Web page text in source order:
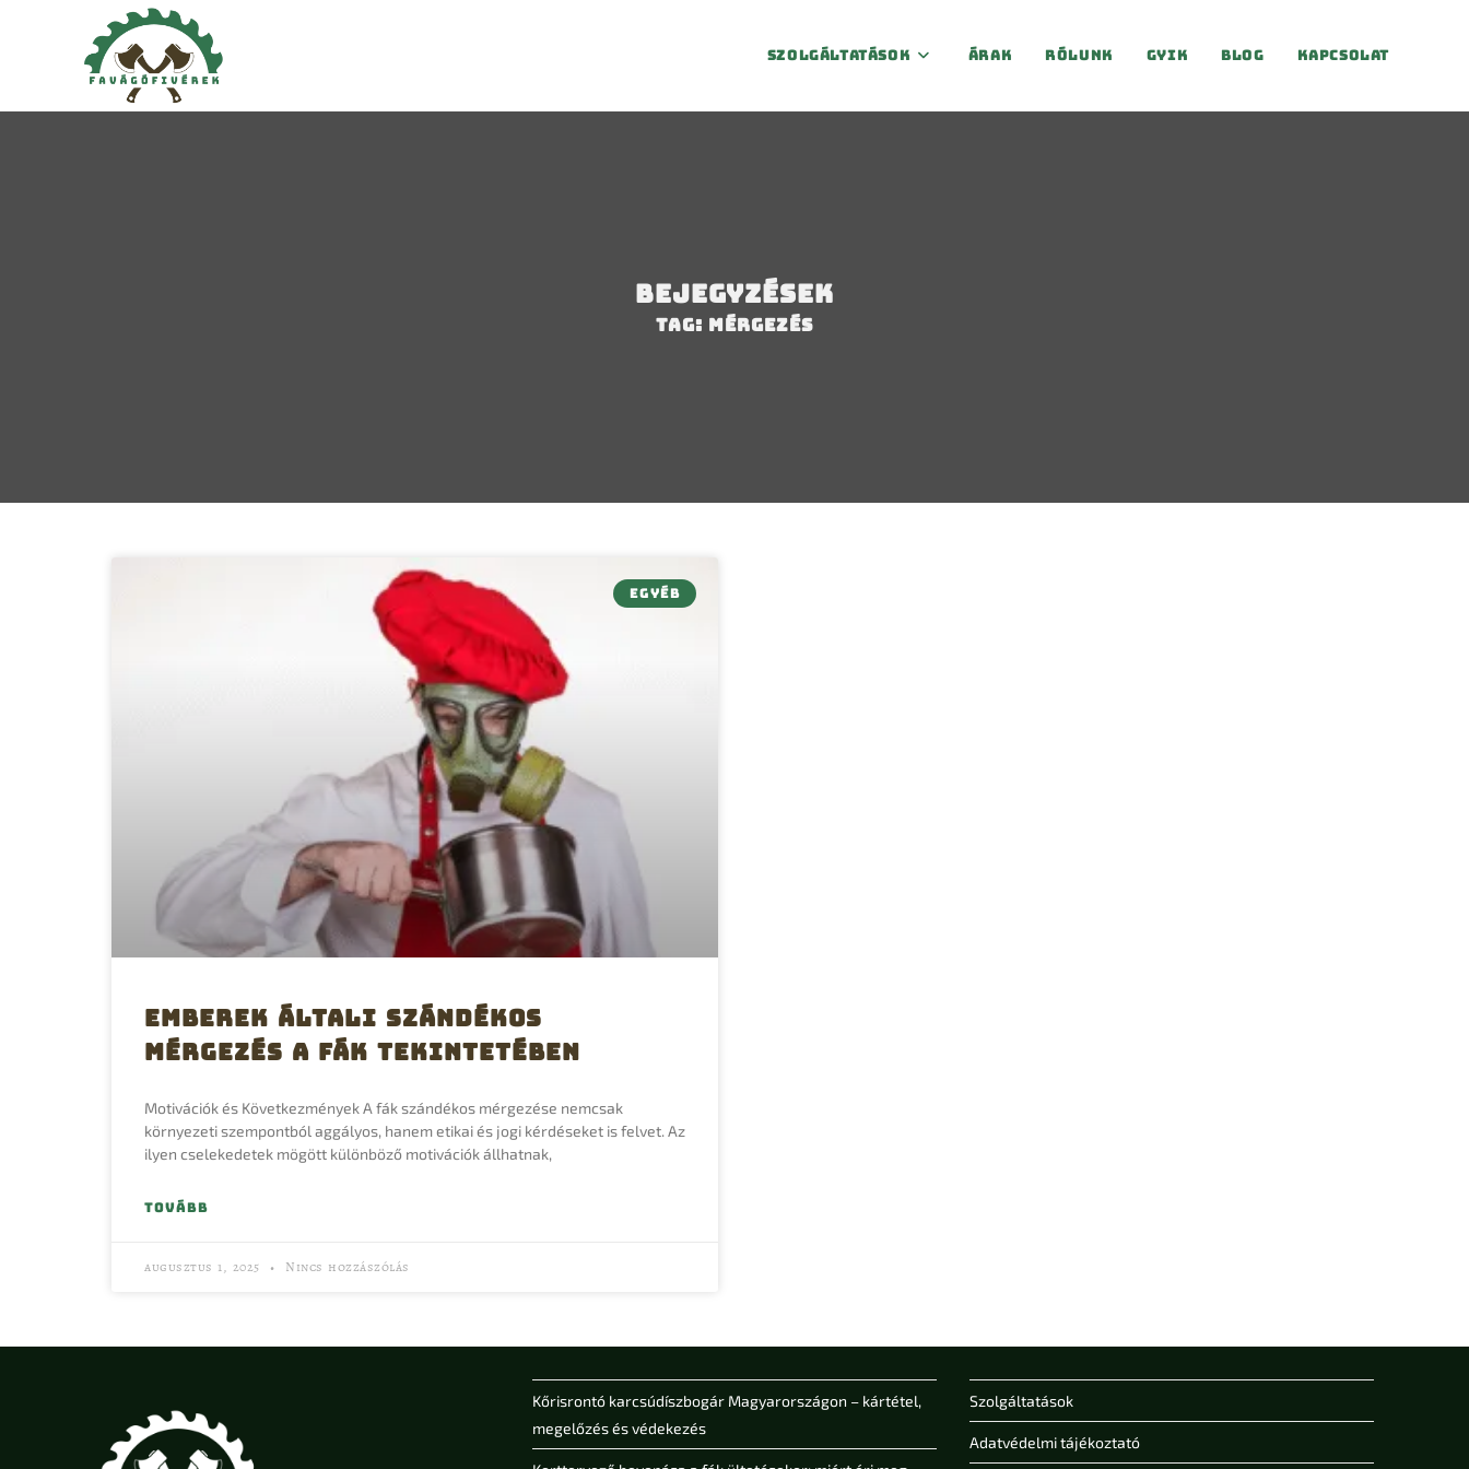
Szolgáltatások Árak Rólunk Gyik Blog Kapcsolat
Bejegyzések
Tag: mérgezés
EGYÉB
Emberek általi szándékos
mérgezés a fák tekintetében
Motivációk és Következmények A fák szándékos mérgezése nemcsak
környezeti szempontból aggályos, hanem etikai és jogi kérdéseket is felvet. Az
ilyen cselekedetek mögött különböző motivációk állhatnak,
TOVÁBB
augusztus 1, 2025 Nincs hozzászólás
Kőrisrontó karcsúdíszbogár Magyarországon – kártétel,
megelőzés és védekezés
Szolgáltatások
Adatvédelmi tájékoztató